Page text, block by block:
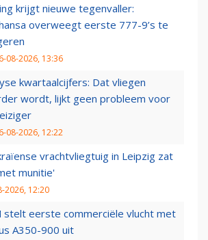
krijgt nieuwe tegenvaller:
overweegt eerste 777-9’s te
08-2026, 13:36
kwartaalcijfers: Dat vliegen
wordt, lijkt geen probleem voor
08-2026, 12:22
vrachtvliegtuig in Leipzig zat
munitie'
2026, 12:20
stelt eerste commerciële vlucht met
A350-900 uit